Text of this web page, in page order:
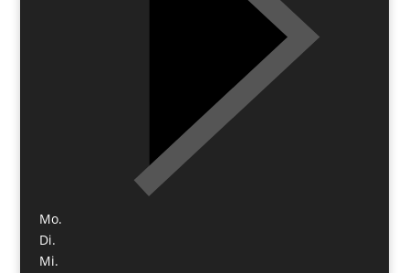
Mo.
Di.
Mi.